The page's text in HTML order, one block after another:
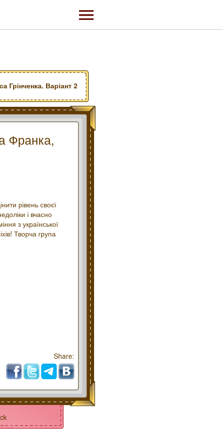
Грінченка. Варіант 2
Франка,
рівень своєї
і вчасно
з української
Творча група
Share: